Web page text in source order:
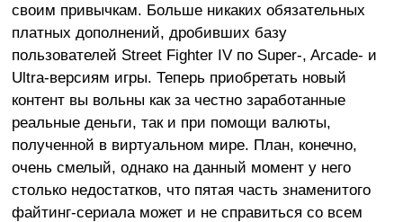
своим привычкам. Больше никаких обязательных
платных дополнений, дробивших базу
пользователей Street Fighter IV по Super-, Arcade- и
Ultra-версиям игры. Теперь приобретать новый
контент вы вольны как за честно заработанные
реальные деньги, так и при помощи валюты,
полученной в виртуальном мире. План, конечно,
очень смелый, однако на данный момент у него
столько недостатков, что пятая часть знаменитого
файтинг-сериала может и не справиться со всем